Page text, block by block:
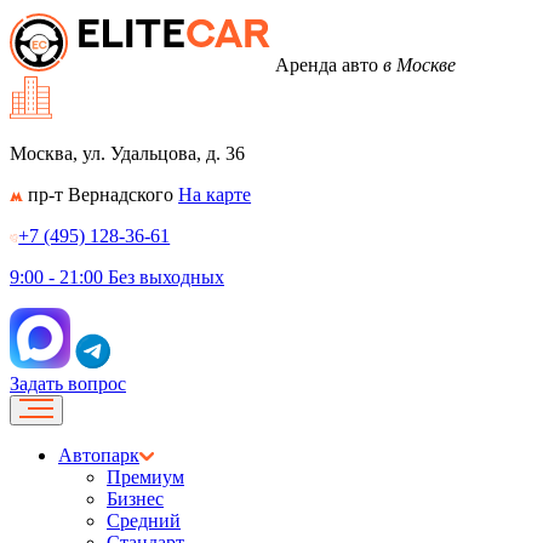
Аренда авто в Москве
Москва, ул. Удальцова, д. 36
пр-т ВернадскогоНа карте
+7 (495) 128-36-61
9:00 - 21:00 Без выходных
Задать вопрос
Автопарк
Премиум
Бизнес
Средний